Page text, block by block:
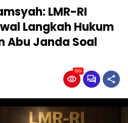
LMR-RI
Langkah Hukum
Abu Janda Soal
189